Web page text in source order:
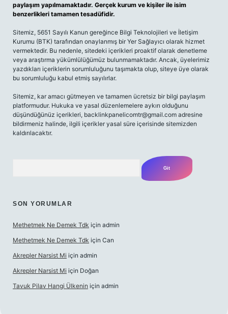
paylaşım yapılmamaktadır. Gerçek kurum ve kişiler ile isim
benzerlikleri tamamen tesadüfidir.
Sitemiz, 5651 Sayılı Kanun gereğince Bilgi Teknolojileri ve İletişim
Kurumu (BTK) tarafından onaylanmış bir Yer Sağlayıcı olarak hizmet
vermektedir. Bu nedenle, sitedeki içerikleri proaktif olarak denetleme
veya araştırma yükümlülüğümüz bulunmamaktadır. Ancak, üyelerimiz
yazdıkları içeriklerin sorumluluğunu taşımakta olup, siteye üye olarak
bu sorumluluğu kabul etmiş sayılırlar.
Sitemiz, kar amacı gütmeyen ve tamamen ücretsiz bir bilgi paylaşım
platformudur. Hukuka ve yasal düzenlemelere aykırı olduğunu
düşündüğünüz içerikleri, backlinkpanelicomtr@gmail.com adresine
bildirmeniz halinde, ilgili içerikler yasal süre içerisinde sitemizden
kaldırılacaktır.
SON YORUMLAR
Methetmek Ne Demek Tdk için admin
Methetmek Ne Demek Tdk için Can
Akrepler Narsist Mi için admin
Akrepler Narsist Mi için Doğan
Tavuk Pilav Hangi Ülkenin için admin